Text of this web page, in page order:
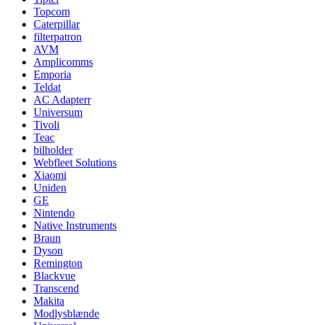
Topcom
Caterpillar
filterpatron
AVM
Amplicomms
Emporia
Teldat
AC Adapterr
Universum
Tivoli
Teac
bilholder
Webfleet Solutions
Xiaomi
Uniden
GE
Nintendo
Native Instruments
Braun
Dyson
Remington
Blackvue
Transcend
Makita
Modlysblænde